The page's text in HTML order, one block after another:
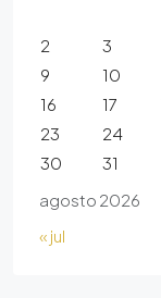
agosto 2026
2
3
9
10
16
17
23
24
30
31
« jul